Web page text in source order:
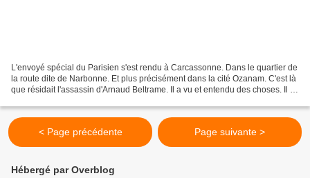
L'envoyé spécial du Parisien s'est rendu à Carcassonne. Dans le quartier de
la route dite de Narbonne. Et plus précisément dans la cité Ozanam. C'est là
que résidait l'assassin d'Arnaud Beltrame. Il a vu et entendu des choses. Il a
< Page précédente Page suivante >
Hébergé par Overblog